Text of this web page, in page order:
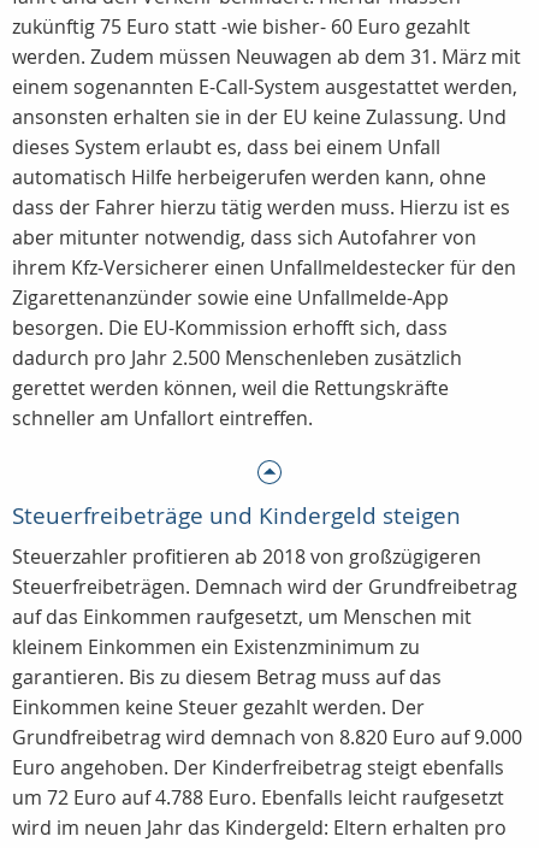
zukünftig 75 Euro statt -wie bisher- 60 Euro gezahlt
werden. Zudem müssen Neuwagen ab dem 31. März mit
einem sogenannten E-Call-System ausgestattet werden,
ansonsten erhalten sie in der EU keine Zulassung. Und
dieses System erlaubt es, dass bei einem Unfall
automatisch Hilfe herbeigerufen werden kann, ohne
dass der Fahrer hierzu tätig werden muss. Hierzu ist es
aber mitunter notwendig, dass sich Autofahrer von
ihrem Kfz-Versicherer einen Unfallmeldestecker für den
Zigarettenanzünder sowie eine Unfallmelde-App
besorgen. Die EU-Kommission erhofft sich, dass
dadurch pro Jahr 2.500 Menschenleben zusätzlich
gerettet werden können, weil die Rettungskräfte
schneller am Unfallort eintreffen.
Steuerfreibeträge und Kindergeld steigen
Steuerzahler profitieren ab 2018 von großzügigeren
Steuerfreibeträgen. Demnach wird der Grundfreibetrag
auf das Einkommen raufgesetzt, um Menschen mit
kleinem Einkommen ein Existenzminimum zu
garantieren. Bis zu diesem Betrag muss auf das
Einkommen keine Steuer gezahlt werden. Der
Grundfreibetrag wird demnach von 8.820 Euro auf 9.000
Euro angehoben. Der Kinderfreibetrag steigt ebenfalls
um 72 Euro auf 4.788 Euro. Ebenfalls leicht raufgesetzt
wird im neuen Jahr das Kindergeld: Eltern erhalten pro